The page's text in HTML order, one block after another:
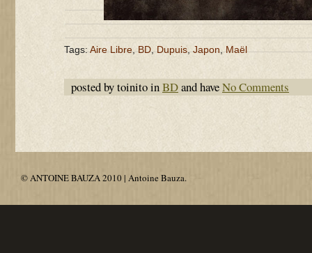
Tags:Aire Libre,BD,Dupuis,Japon,Maël
posted by toinito inBDand haveNo Comments
© ANTOINE BAUZA 2010 | Antoine Bauza.